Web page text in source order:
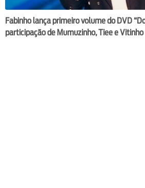
Fabinho lança primeiro volume do DVD
participação de Mumuzinho, Tiee e Vitinho